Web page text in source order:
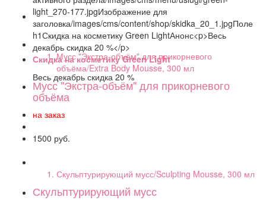
Скидка на косметику Green Light
Весь декабрь скидка 20 %
Мусс "Экстра-объём" для прикорневого
объёма/Extra Body Mousse, 300 мл
Мусс "Экстра-объём" для прикорневого
объёма
на заказ
1500 руб.
Скульптурирующий мусс/Sculpting Mousse, 300 мл
Скульптурирующий мусс